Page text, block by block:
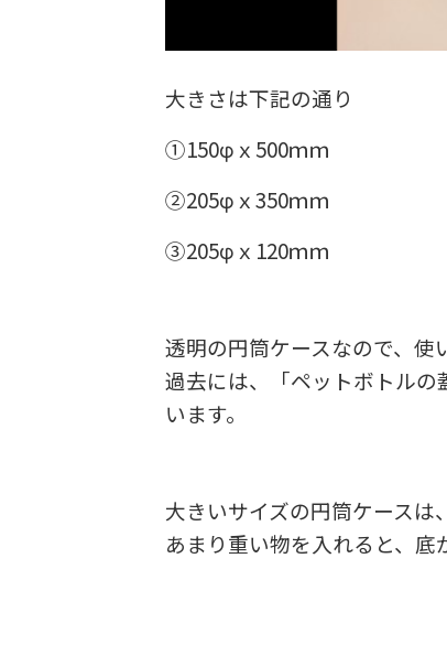
大きさは下記の通り
①150φｘ500ｍｍ
②205φｘ350ｍｍ
③205φｘ120ｍｍ
透明の円筒ケースなので、使
過去には、「ペットボトル
います。
大きいサイズの円筒ケースは
あまり重い物を入れると、